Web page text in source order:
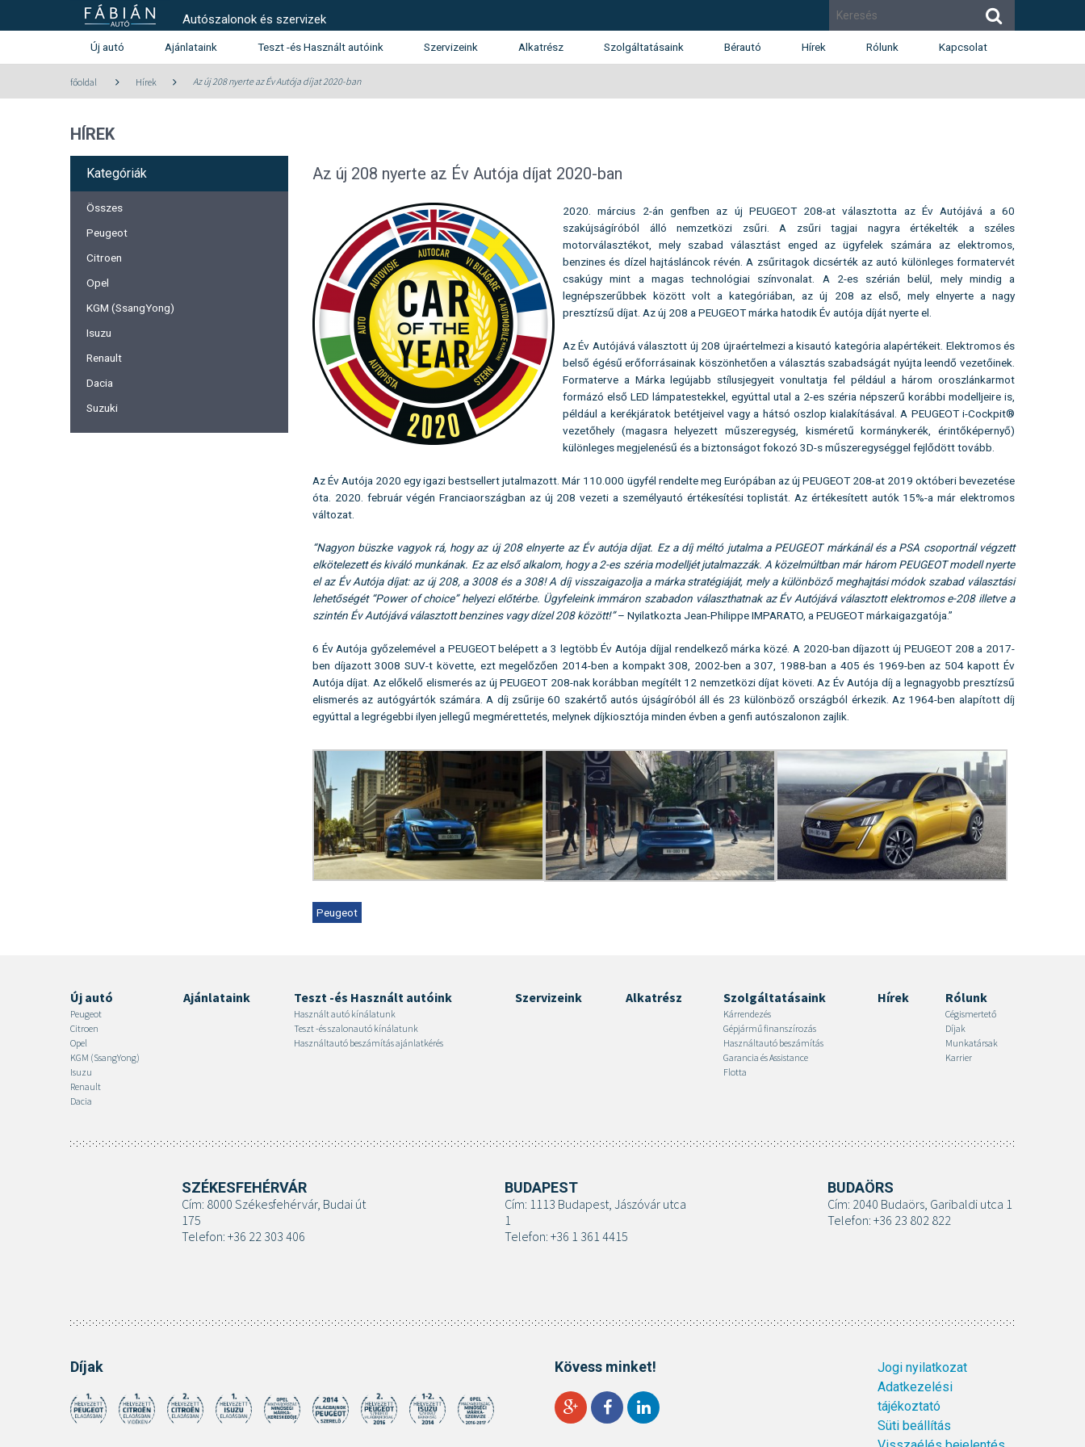
Autószalonok és szervizek
Új autó Ajánlataink Teszt -és Használt autóink
Használt autó kínálatunk
Szervizeink Alkatrész Szolgáltatásaink
Garancia és Assistance
Flotta
Bérautó Hírek Rólunk Kapcsolat
főoldal Hírek Az új 208 nyerte az Év Autója díjat 2020-ban
HÍREK
Kategóriák
Összes
Peugeot
Citroen
Opel
KGM (SsangYong)
Isuzu
Renault
Dacia
Suzuki
Az új 208 nyerte az Év Autója díjat 2020-ban
2020. március 2-án genfben az új PEUGEOT 208-at választotta az Év Autójává a 60
szakújságíróból álló nemzetközi zsűri. A zsűri tagjai nagyra értékelték a széles
motorválasztékot, mely szabad választást enged az ügyfelek számára az elektromos,
benzines és dízel hajtásláncok révén. A zsűritagok dicsérték az autó különleges formatervét
csakúgy mint a magas technológiai színvonalat. A 2-es szérián belül, mely mindig a
legnépszerűbbek között volt a kategóriában, az új 208 az első, mely elnyerte a nagy
presztízsű díjat. Az új 208 a PEUGEOT márka hatodik Év autója díját nyerte el.
Az Év Autójává választott új 208 újraértelmezi a kisautó kategória alapértékeit. Elektromos és
belső égésű erőforrásainak köszönhetően a választás szabadságát nyújta leendő vezetőinek.
Formaterve a Márka legújabb stílusjegyeit vonultatja fel például a három oroszlánkarmot
formázó első LED lámpatestekkel, egyúttal utal a 2-es széria népszerű korábbi modelljeire is,
például a kerékjáratok betétjeivel vagy a hátsó oszlop kialakításával. A PEUGEOT i-Cockpit®
vezetőhely (magasra helyezett műszeregység, kisméretű kormánykerék, érintőképernyő)
különleges megjelenésű és a biztonságot fokozó 3D-s műszeregységgel fejlődött tovább.
Az Év Autója 2020 egy igazi bestsellert jutalmazott. Már 110.000 ügyfél rendelte meg Európában az új PEUGEOT 208-at 2019 októberi bevezetése
óta. 2020. február végén Franciaországban az új 208 vezeti a személyautó értékesítési toplistát. Az értékesített autók 15%-a már elektromos
változat.
“Nagyon büszke vagyok rá, hogy az új 208 elnyerte az Év autója díjat. Ez a díj méltó jutalma a PEUGEOT márkánál és a PSA csoportnál végzett
elkötelezett és kiváló munkának. Ez az első alkalom, hogy a 2-es széria modelljét jutalmazzák. A közelmúltban már három PEUGEOT modell nyerte
el az Év Autója díjat: az új 208, a 3008 és a 308! A díj visszaigazolja a márka stratégiáját, mely a különböző meghajtási módok szabad választási
lehetőségét “Power of choice” helyezi előtérbe. Ügyfeleink immáron szabadon választhatnak az Év Autójává választott elektromos e-208 illetve a
szintén Év Autójává választott benzines vagy dízel 208 között!”– Nyilatkozta Jean-Philippe IMPARATO, a PEUGEOT márkaigazgatója.”
6 Év Autója győzelemével a PEUGEOT belépett a 3 legtöbb Év Autója díjjal rendelkező márka közé. A 2020-ban díjazott új PEUGEOT 208 a 2017-
ben díjazott 3008 SUV-t követte, ezt megelőzően 2014-ben a kompakt 308, 2002-ben a 307, 1988-ban a 405 és 1969-ben az 504 kapott Év
Autója díjat. Az előkelő elismerés az új PEUGEOT 208-nak korábban megítélt 12 nemzetközi díjat követi. Az Év Autója díj a legnagyobb presztízsű
elismerés az autógyártók számára. A díj zsűrije 60 szakértő autós újságíróból áll és 23 különböző országból érkezik. Az 1964-ben alapított díj
egyúttal a legrégebbi ilyen jellegű megmérettetés, melynek díjkiosztója minden évben a genfi autószalonon zajlik.
Peugeot
Új autó
Peugeot
Citroen
Opel
KGM (SsangYong)
Isuzu
Renault
Dacia
Ajánlataink Teszt -és Használt autóink
Használt autó kínálatunk
Teszt -és szalonautó kínálatunk
Használtautó beszámítás ajánlatkérés
Szervizeink Alkatrész Szolgáltatásaink
Kárrendezés
Gépjármű finanszírozás
Használtautó beszámítás
Garancia és Assistance
Flotta
Hírek Rólunk
Cégismertető
Díjak
Munkatársak
Karrier
SZÉKESFEHÉRVÁR
Cím: 8000 Székesfehérvár, Budai út
175
Telefon: +36 22 303 406
BUDAPEST
Cím: 1113 Budapest, Jászóvár utca
1
Telefon: +36 1 361 4415
BUDAÖRS
Cím: 2040 Budaörs, Garibaldi utca 1
Telefon: +36 23 802 822
Díjak Kövess minket!
Jogi nyilatkozat
Adatkezelési
tájékoztató
Süti beállítás